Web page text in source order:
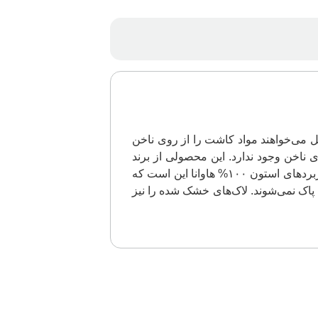
می‌خواهند مواد کاشت را از روی ناخن
مواد از روی ناخن وجود ندارد. این محصولی از برند
هاوانا است که ۱۲۰ میلی لیتر حجم دارد و از آن به جز موردی که ذکر شد، استفاده‌های دیگری نیز کرد. یکی دیگر از کاربردهای استون ۱۰۰% هاوانا این است که
پاک نمی‌شوند. لاک‌های خشک شده را نیز